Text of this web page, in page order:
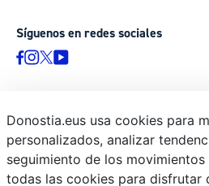
Síguenos en redes sociales
© Donostiako Udala - Ayuntamiento de
Ijentea 1, 20003 Donostia / San
Aviso legal
Donostia.eus usa cookies para
personalizados, analizar
seguimiento de los
todas las cookies para disfrutar